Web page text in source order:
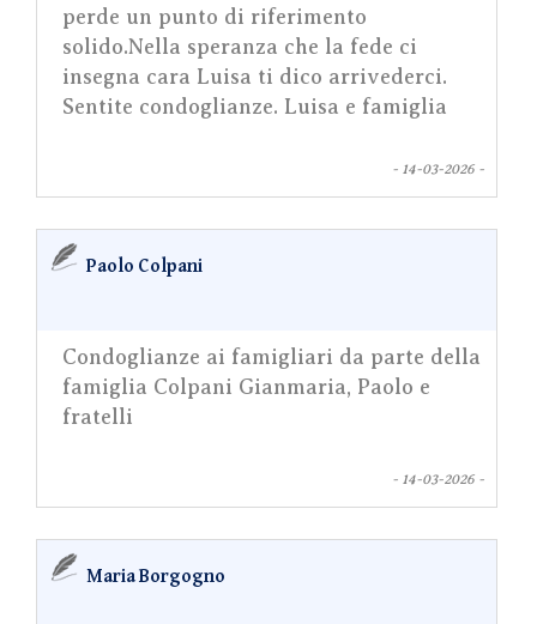
perde un punto di riferimento
solido.Nella speranza che la fede ci
insegna cara Luisa ti dico arrivederci.
Sentite condoglianze. Luisa e famiglia
- 14-03-2026 -
Paolo Colpani
Condoglianze ai famigliari da parte della
famiglia Colpani Gianmaria, Paolo e
fratelli
- 14-03-2026 -
Maria Borgogno